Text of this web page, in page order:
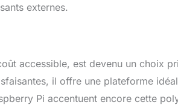
externes.
accessible, est devenu un choix
il offre une plateforme
Pi accentuent encore cette